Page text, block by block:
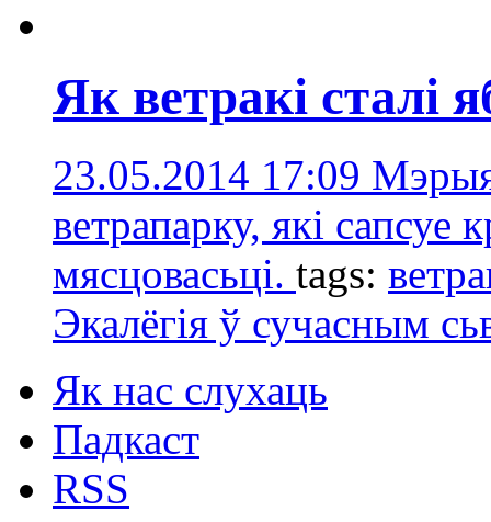
Як ветракі сталі
23.05.2014 17:09
ветрапарку, які сапсуе
мясцовасьці. tags:
Экалёгія ў сучасным
Як нас слухаць
Падкаст
RSS